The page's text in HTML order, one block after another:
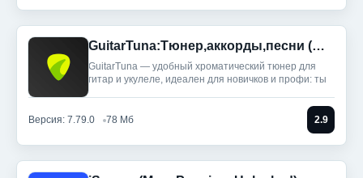
GuitarTuna:Тюнер,аккорды,песни (Мод, Premium Unlocked)
GuitarTuna — удобный хроматический тюнер для
гитар и укулеле, идеален для новичков и профи: ты
Версия: 7.79.0 78 Мб 2.9